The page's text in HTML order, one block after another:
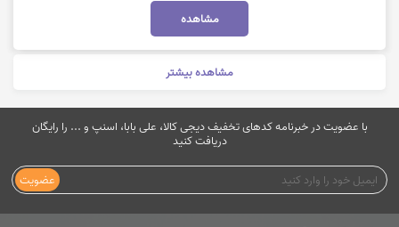
مشاهده
مشاهده بیشتر
با عضویت در خبرنامه کدهای تخفیف دیجی کالا، علی بابا، اسنپ و ... را رایگان
دریافت کنید
عضویت